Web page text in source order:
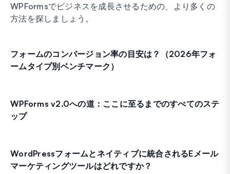
WPFormsでビジネスを成長させるための、より多くの
方法を探しましょう。
フォームのコンバージョン率の目安は？（2026年フォ
ームタイプ別ベンチマーク）
WPForms v2.0への道：ここに至るまでのすべてのステ
ップ
WordPressフォームとネイティブに統合されるEメール
マーケティングツールはどれですか？